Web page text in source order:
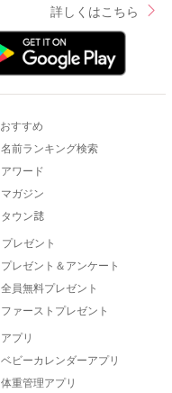
詳しくはこちら
おすすめ
名前ランキング検索
アワード
マガジン
タウン誌
プレゼント
プレゼント＆アンケート
全員無料プレゼント
ファーストプレゼント
アプリ
ベビーカレンダーアプリ
体重管理アプリ